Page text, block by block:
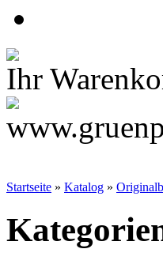
Ihr
Startseite » Katalog »